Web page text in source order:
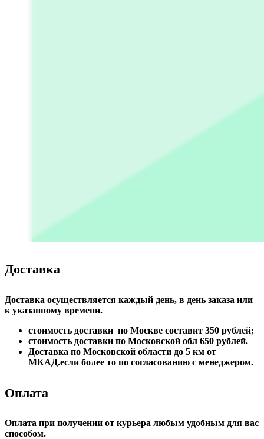
Доставка
Доставка осуществляется каждый день, в день заказа или
к указанному времени.
стоимость доставки по Москве составит 350 рублей;
стоимость доставки по Московской обл 650 рублей.
Доставка по Московской области до 5 км от
МКАД.если более то по согласованию с менеджером.
Оплата
Оплата при получении от курьера любым удобным для вас
способом.